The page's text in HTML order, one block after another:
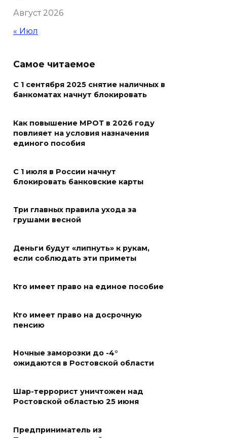
2000 жителей бесплатно
осваивают новые профессии
тысяч детей: в Ростовской
области продолжается
07 августа 2026 18:30
в донской столице
07 августа 2026 18:28
«Метеор» «Андрей Байков»
Меры поддержки после ЧС
взаимодействие участников
избирательного процесса в
07 августа 2026 17:14
В Ростове доходный дом
Емельяновых на Большой
специалисты
Август 2026
« Июл
Самое читаемое
С 1 сентября 2025 снятие наличных в
банкоматах начнут блокировать
Как повышение МРОТ в 2026 году
повлияет на условия назначения
единого пособия
С 1 июля в России начнут
блокировать банковские карты
Три главных правила ухода за
грушами весной
Деньги будут «липнуть» к рукам,
если соблюдать эти приметы
Кто имеет право на единое пособие
Кто имеет право на досрочную
пенсию
Ночные заморозки до -4°
ожидаются в Ростовской области
Шар-террорист уничтожен над
Ростовской областью 25 июня
Предприниматель из